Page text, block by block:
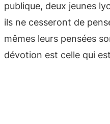
publique, deux jeunes
ils ne cesseront de
mêmes leurs pensées
dévotion est celle qui